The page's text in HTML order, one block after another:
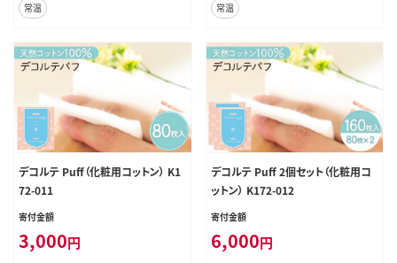
常温
常温
デコルテ Puff（化粧用コットン） K1
72-011
寄付金額
3,000円
デコルテ Puff 2個セット（化粧用コ
ットン） K172-012
寄付金額
6,000円